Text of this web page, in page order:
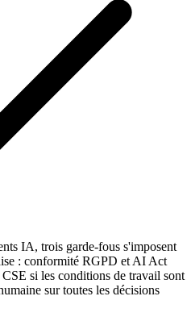
IA, trois garde-fous s'imposent
: conformité RGPD et AI Act
si les conditions de travail sont
sur toutes les décisions